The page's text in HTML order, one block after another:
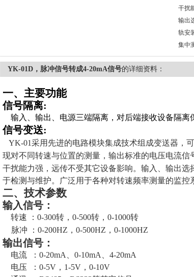
干扰
输出
轨安
集中
YK-01D，脉冲信号转成4-20mA信号的详细资料：
一、主要功能
信号隔离:
输入、输出、电源三端隔离，对后端接收设备隔离
信号变送:
YK-01采用先进的电路模块集成技术组成变送器，
现对不同转速与位置的测量，输出标准的电压电流信
干扰能力强，远传不受其它设备影响。输入、输出
于检测与维护。广泛用于各种对转速频率测量的监控
二、技术参数
输入信号：
转速 ：0-300转，0-500转，0-1000转
脉冲 ：0-200HZ，0-500HZ，0-1000HZ
输出信号：
电流 ： 0-20mA 0-10mA
4-20mA
电压 ：0-5V，1-5V，0-10V